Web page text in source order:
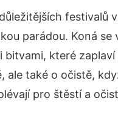
festivalů
parádou. Koná
bitvami, které
ale také o očistě,
pro štěstí a